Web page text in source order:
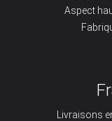
Aspect
Livraisons